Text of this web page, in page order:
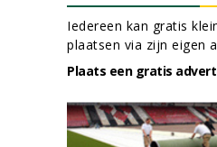
Iedereen kan gratis
plaatsen via zijn eigen
Plaats een gratis